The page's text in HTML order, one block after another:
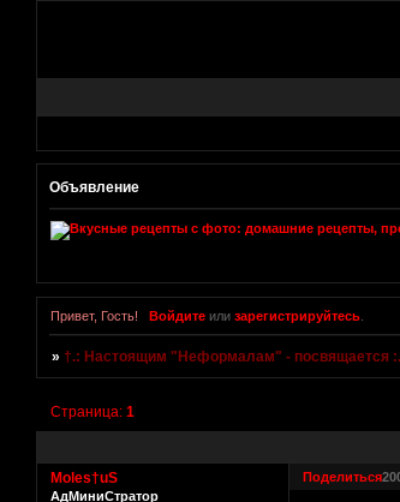
Объявление
Привет, Гость! Войдитеили зарегистрируйтесь.
»†.: Настоящим "Неформалам" - посвящается
Страница:1
Поделиться
Moles†uS
АдМиниСтратор